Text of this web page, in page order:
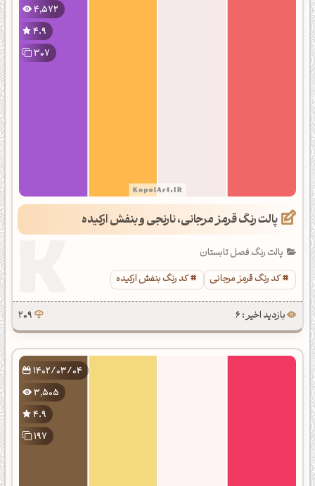
4,572
4.9
307
پالت رنگ قرمز مرجانی، نارنجی و بنفش ارکیده
پالت رنگ فصل تابستان
کد رنگ قرمز مرجانی
کد رنگ بنفش ارکیده
بازدید اخیر : 6 209
1402/03/04
3,505
4.9
197